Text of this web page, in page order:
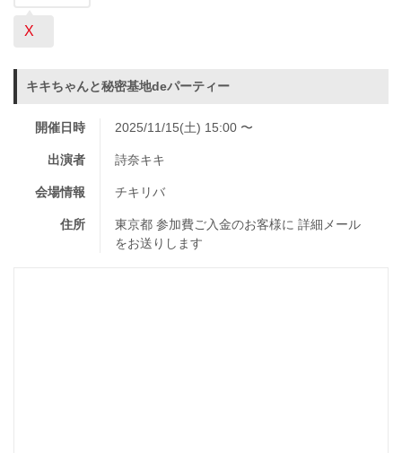
X
キキちゃんと秘密基地deパーティー
開催日時 2025/11/15(土) 15:00 〜
出演者 詩奈キキ
会場情報 チキリバ
住所
東京都 参加費ご入金のお客様に 詳細メール
をお送りします